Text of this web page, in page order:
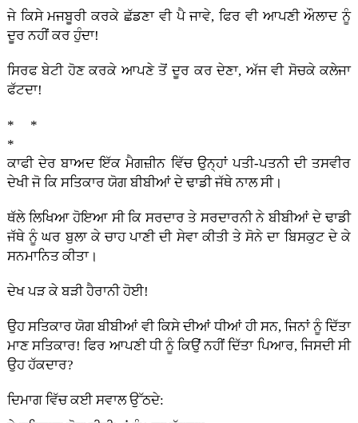
ਜੇ ਕਿਸੇ ਮਜਬੂਰੀ ਕਰਕੇ ਛੱਡਣਾ ਵੀ ਪੈ ਜਾਵੇ, ਫਿਰ ਵੀ ਆਪਣੀ ਔਲਾਦ ਨੂੰ
ਦੂਰ ਨਹੀਂ ਕਰ ਹੁੰਦਾ!
ਸਿਰਫ ਬੇਟੀ ਹੋਣ ਕਰਕੇ ਆਪਣੇ ਤੋਂ ਦੂਰ ਕਰ ਦੇਣਾ, ਅੱਜ ਵੀ ਸੋਚਕੇ ਕਲੇਜਾ
ਫੱਟਦਾ!
* *
*
ਕਾਫੀ ਦੇਰ ਬਾਅਦ ਇੱਕ ਮੈਗਜ਼ੀਨ ਵਿੱਚ ਉਨ੍ਹਾਂ ਪਤੀ-ਪਤਨੀ ਦੀ ਤਸਵੀਰ
ਦੇਖੀ ਜੋ ਕਿ ਸਤਿਕਾਰ ਯੋਗ ਬੀਬੀਆਂ ਦੇ ਢਾਡੀ ਜੱਥੇ ਨਾਲ ਸੀ।
ਥੱਲੇ ਲਿਖਿਆ ਹੋਇਆ ਸੀ ਕਿ ਸਰਦਾਰ ਤੇ ਸਰਦਾਰਨੀ ਨੇ ਬੀਬੀਆਂ ਦੇ ਢਾਡੀ
ਜੱਥੇ ਨੂੰ ਘਰ ਬੁਲਾ ਕੇ ਚਾਹ ਪਾਣੀ ਦੀ ਸੇਵਾ ਕੀਤੀ ਤੇ ਸੋਨੇ ਦਾ ਬਿਸਕੁਟ ਦੇ ਕੇ
ਸਨਮਾਨਿਤ ਕੀਤਾ।
ਦੇਖ ਪੜ ਕੇ ਬੜੀ ਹੈਰਾਨੀ ਹੋਈ!
ਉਹ ਸਤਿਕਾਰ ਯੋਗ ਬੀਬੀਆਂ ਵੀ ਕਿਸੇ ਦੀਆਂ ਧੀਆਂ ਹੀ ਸਨ, ਜਿਨਾਂ ਨੂੰ ਦਿੱਤਾ
ਮਾਣ ਸਤਿਕਾਰ! ਫਿਰ ਆਪਣੀ ਧੀ ਨੂੰ ਕਿਉਂ ਨਹੀਂ ਦਿੱਤਾ ਪਿਆਰ, ਜਿਸਦੀ ਸੀ
ਉਹ ਹੱਕਦਾਰ?
ਦਿਮਾਗ ਵਿੱਚ ਕਈ ਸਵਾਲ ਉੱਠਦੇ: